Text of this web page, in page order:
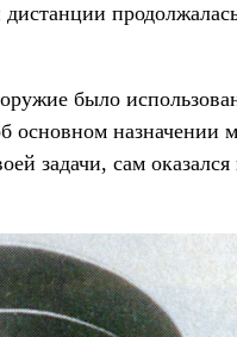
было
основном назначении
задачи, сам